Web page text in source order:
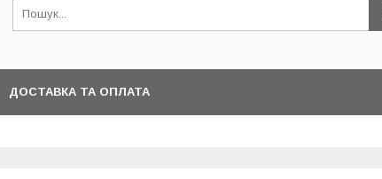
ДОСТАВКА ТА ОПЛАТА